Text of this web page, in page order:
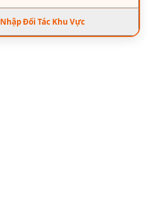
Đối Tác Khu Vực